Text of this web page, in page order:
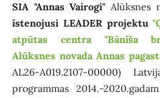
SIA "Annas Vairogi" Alūksnes
īstenojusi LEADER projektu
atpūtas centra "Bānīša
Alūksnes novada Annas
AL26-A019.2107-00000)
programmas 2014.-